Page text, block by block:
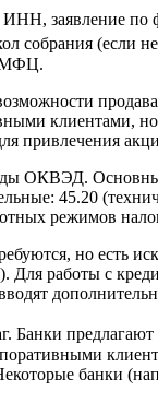
заявление
собрания (если
МФЦ.
клиентами, но
привлечения
ОКВЭД.
45.20
режимов
но есть
Для работы с
Банки
банки